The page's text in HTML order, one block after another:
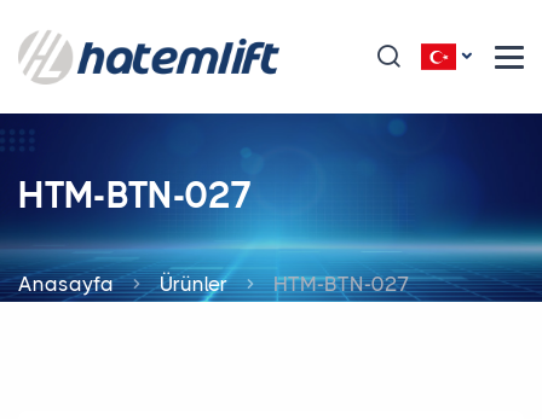
HTM-BTN-027
Anasayfa Ürünler HTM-BTN-027